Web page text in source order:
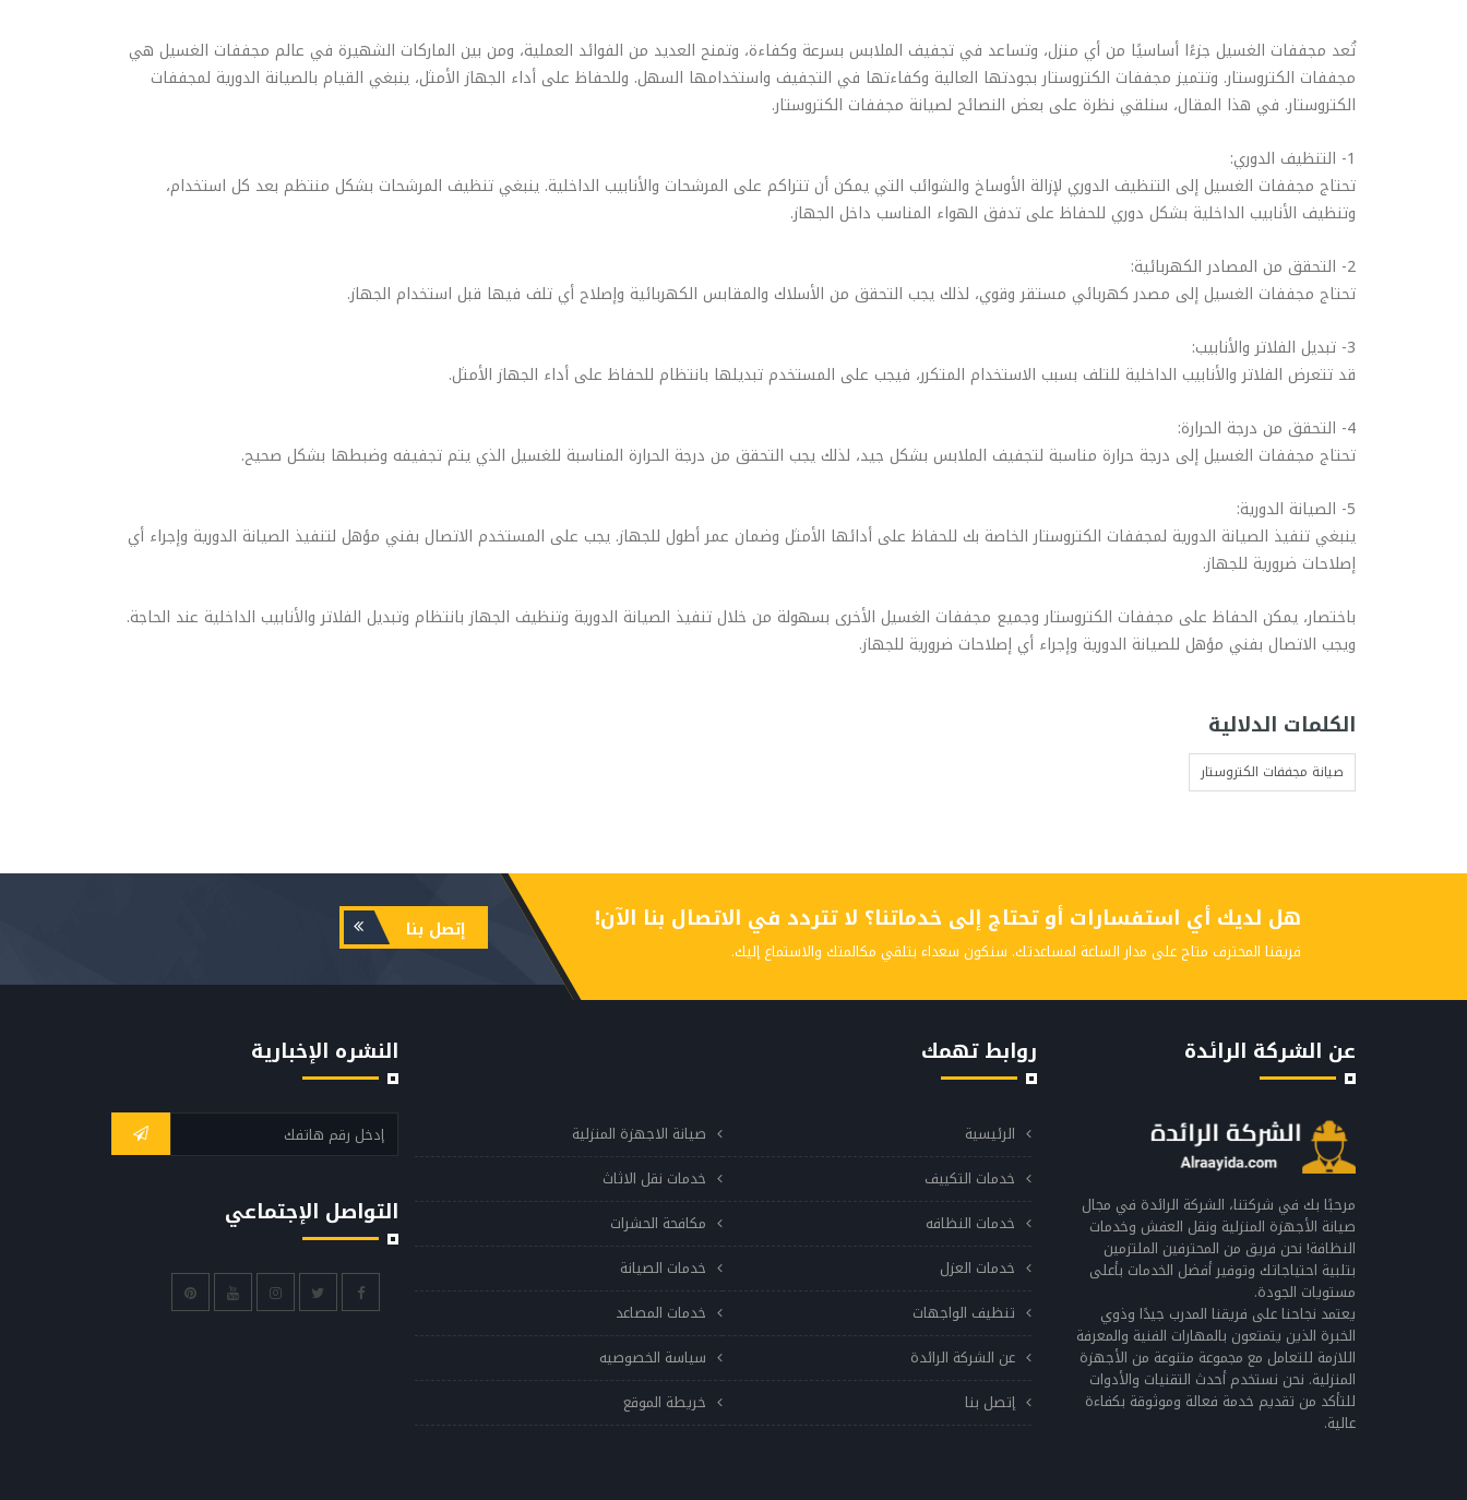
تُعد مجففات الغسيل جزءًا أساسيًا من أي منزل، وتساعد في تجفيف الملابس بسرعة وكفاءة، وتمنح العديد من الفوائد العملية، ومن بين الماركات الشهيرة في عالم مجففات الغسيل هي
مجففات الكتروستار. وتتميز مجففات الكتروستار بجودتها العالية وكفاءتها في التجفيف واستخدامها السهل. وللحفاظ على أداء الجهاز الأمثل، ينبغي القيام بالصيانة الدورية لمجففات
الكتروستار. في هذا المقال، سنلقي نظرة على بعض النصائح لصيانة مجففات الكتروستار.
1- التنظيف الدوري:
تحتاج مجففات الغسيل إلى التنظيف الدوري لإزالة الأوساخ والشوائب التي يمكن أن تتراكم على المرشحات والأنابيب الداخلية. ينبغي تنظيف المرشحات بشكل منتظم بعد كل استخدام،
وتنظيف الأنابيب الداخلية بشكل دوري للحفاظ على تدفق الهواء المناسب داخل الجهاز.
2- التحقق من المصادر الكهربائية:
تحتاج مجففات الغسيل إلى مصدر كهربائي مستقر وقوي، لذلك يجب التحقق من الأسلاك والمقابس الكهربائية وإصلاح أي تلف فيها قبل استخدام الجهاز.
3- تبديل الفلاتر والأنابيب:
قد تتعرض الفلاتر والأنابيب الداخلية للتلف بسبب الاستخدام المتكرر، فيجب على المستخدم تبديلها بانتظام للحفاظ على أداء الجهاز الأمثل.
4- التحقق من درجة الحرارة:
تحتاج مجففات الغسيل إلى درجة حرارة مناسبة لتجفيف الملابس بشكل جيد، لذلك يجب التحقق من درجة الحرارة المناسبة للغسيل الذي يتم تجفيفه وضبطها بشكل صحيح.
5- الصيانة الدورية:
ينبغي تنفيذ الصيانة الدورية لمجففات الكتروستار الخاصة بك للحفاظ على أدائها الأمثل وضمان عمر أطول للجهاز. يجب على المستخدم الاتصال بفني مؤهل لتنفيذ الصيانة الدورية وإجراء أي
إصلاحات ضرورية للجهاز.
باختصار، يمكن الحفاظ على مجففات الكتروستار وجميع مجففات الغسيل الأخرى بسهولة من خلال تنفيذ الصيانة الدورية وتنظيف الجهاز بانتظام وتبديل الفلاتر والأنابيب الداخلية عند الحاجة.
ويجب الاتصال بفني مؤهل للصيانة الدورية وإجراء أي إصلاحات ضرورية للجهاز.
الكلمات الدلالية
صيانة مجففات الكتروستار
هل لديك أي استفسارات أو تحتاج إلى خدماتنا؟ لا تتردد في الاتصال بنا الآن!
فريقنا المحترف متاح على مدار الساعة لمساعدتك. سنكون سعداء بتلقي مكالمتك والاستماع إليك.
إتصل بنا
عن الشركة الرائدة
مرحبًا بك في شركتنا، الشركة الرائدة في مجال
صيانة الأجهزة المنزلية ونقل العفش وخدمات
النظافة! نحن فريق من المحترفين الملتزمين
بتلبية احتياجاتك وتوفير أفضل الخدمات بأعلى
مستويات الجودة.
يعتمد نجاحنا على فريقنا المدرب جيدًا وذوي
الخبرة الذين يتمتعون بالمهارات الفنية والمعرفة
اللازمة للتعامل مع مجموعة متنوعة من الأجهزة
المنزلية. نحن نستخدم أحدث التقنيات والأدوات
للتأكد من تقديم خدمة فعالة وموثوقة بكفاءة
عالية.
روابط تهمك
الرئيسية
صيانة الاجهزة المنزلية
خدمات التكييف
خدمات نقل الاثاث
خدمات النظافه
مكافحة الحشرات
خدمات العزل
خدمات الصيانة
تنظيف الواجهات
خدمات المصاعد
عن الشركة الرائدة
سياسة الخصوصيه
إتصل بنا
خريطة الموقع
النشره الإخبارية
التواصل الإجتماعي